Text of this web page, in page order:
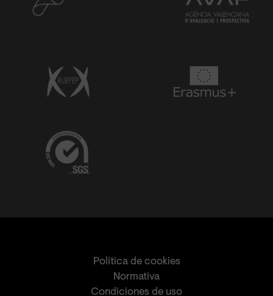
Política de cookies
Normativa
Condiciones de uso